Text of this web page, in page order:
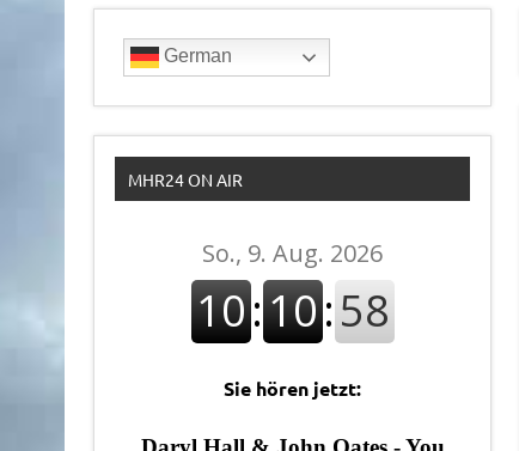
German
MHR24 ON AIR
Sie hören jetzt: